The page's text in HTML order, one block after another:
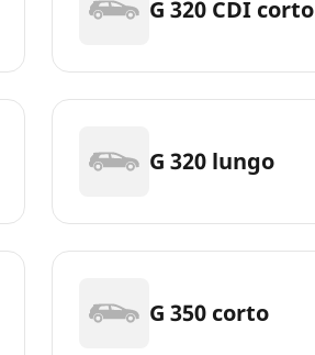
G 320 CDI corto
G 320 lungo
G 350 corto